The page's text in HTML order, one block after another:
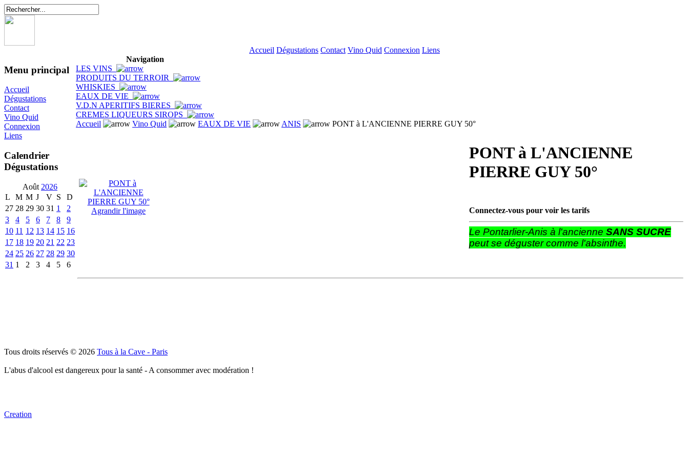
Accueil Dégustations Contact Vino Quid Connexion Liens
Menu principal
Accueil
Dégustations
Contact
Vino Quid
Connexion
Liens
Calendrier
Dégustations
Août 2026
L
M M J V S
D
27 28 29 30 31 1
2
3
4 5 6 7 8
9
10 11 12 13 14 15 16
17 18 19 20 21 22 23
24 25 26 27 28 29 30
31 1 2 3 4 5 6
Navigation
LES VINS
PRODUITS DU TERROIR
WHISKIES
EAUX DE VIE
V.D.N APERITIFS BIERES
CREMES LIQUEURS SIROPS
Accueil
Vino Quid EAUX DE VIE ANIS PONT à L'ANCIENNE PIERRE GUY 50°
Agrandir l'image
PONT à L'ANCIENNE
PIERRE GUY 50°
Connectez-vous pour voir les tarifs
Le Pontarlier-Anis à l'ancienne SANS SUCRE
peut se déguster comme l'absinthe.
Tous droits réservés © 2026 Tous à la Cave - Paris
L'abus d'alcool est dangereux pour la santé - A consommer avec modération !
Creation